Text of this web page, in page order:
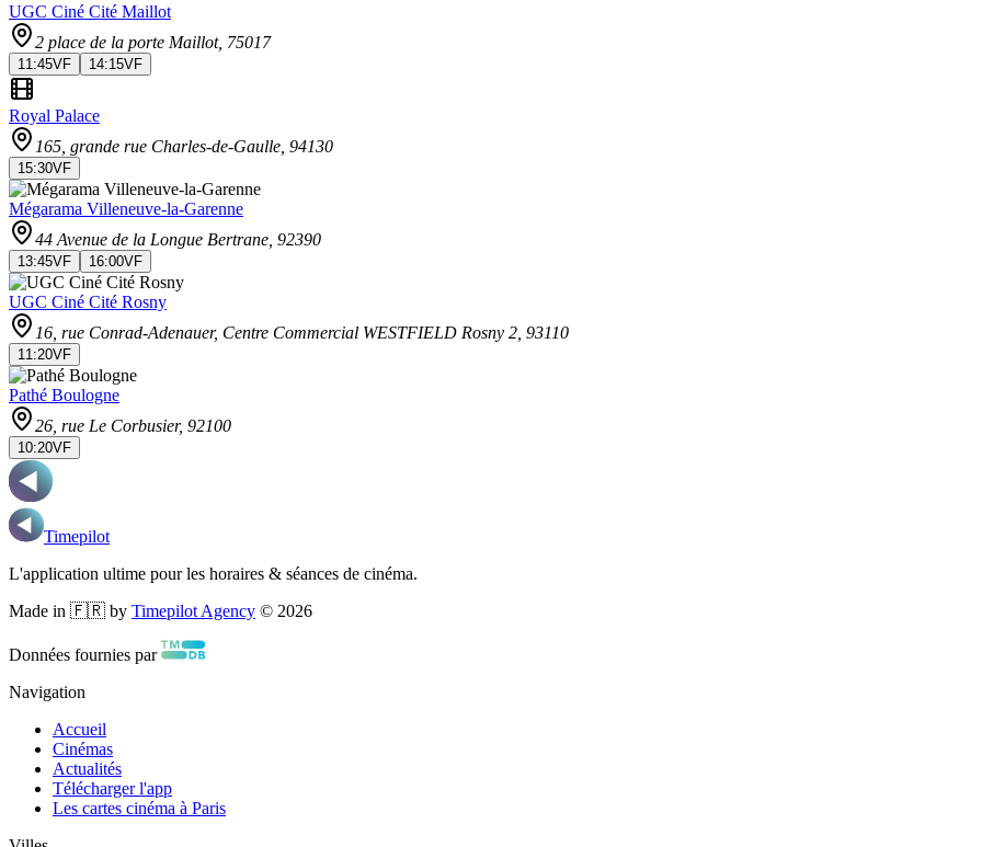
UGC Ciné Cité Maillot
2 place de la porte Maillot, 75017
11:45VF 14:15VF
Royal Palace
165, grande rue Charles-de-Gaulle , 94130
15:30VF
Mégarama Villeneuve-la-Garenne
44 Avenue de la Longue Bertrane , 92390
13:45VF 16:00VF
UGC Ciné Cité Rosny
16, rue Conrad-Adenauer, Centre Commercial WESTFIELD Rosny 2 , 93110
11:20VF
Pathé Boulogne
26, rue Le Corbusier, 92100
10:20VF
Timepilot
L'application ultime pour les horaires & séances de cinéma.
Made in 🇫🇷 by Timepilot Agency © 2026
Données fournies par
Navigation
Accueil
Cinémas
Actualités
Télécharger l'app
Les cartes cinéma à Paris